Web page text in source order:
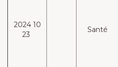
2024 10
23
Santé